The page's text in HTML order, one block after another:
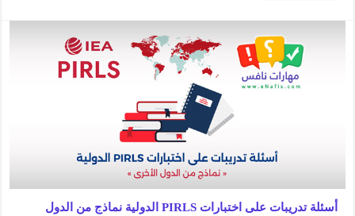
أسئلة تدريبات على اختبارات PIRLS الدولية نماذج من الدول